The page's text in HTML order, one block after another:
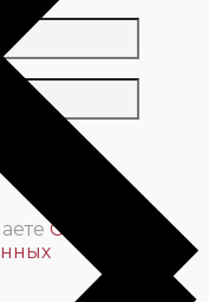
Соглашение